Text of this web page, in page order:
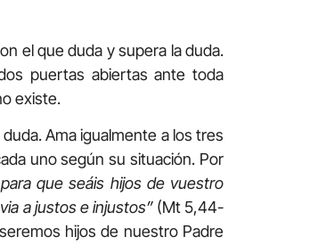
el que duda y supera la duda.
puertas abiertas ante toda
existe.
Ama igualmente a los tres
uno según su situación. Por
que seáis hijos de vuestro
a justos e injustos” (Mt 5,44-
hijos de nuestro Padre